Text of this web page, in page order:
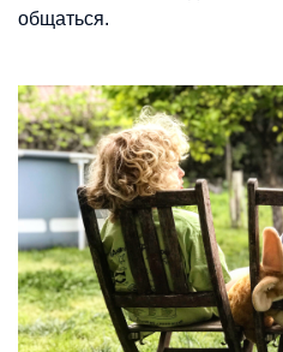
общаться.